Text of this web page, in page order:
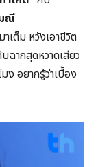
ณี
เต็ม หวังเอาชีวิต
ฉากสุดหวาดเสียว
ง อยากรู้ว่าเบื้อง